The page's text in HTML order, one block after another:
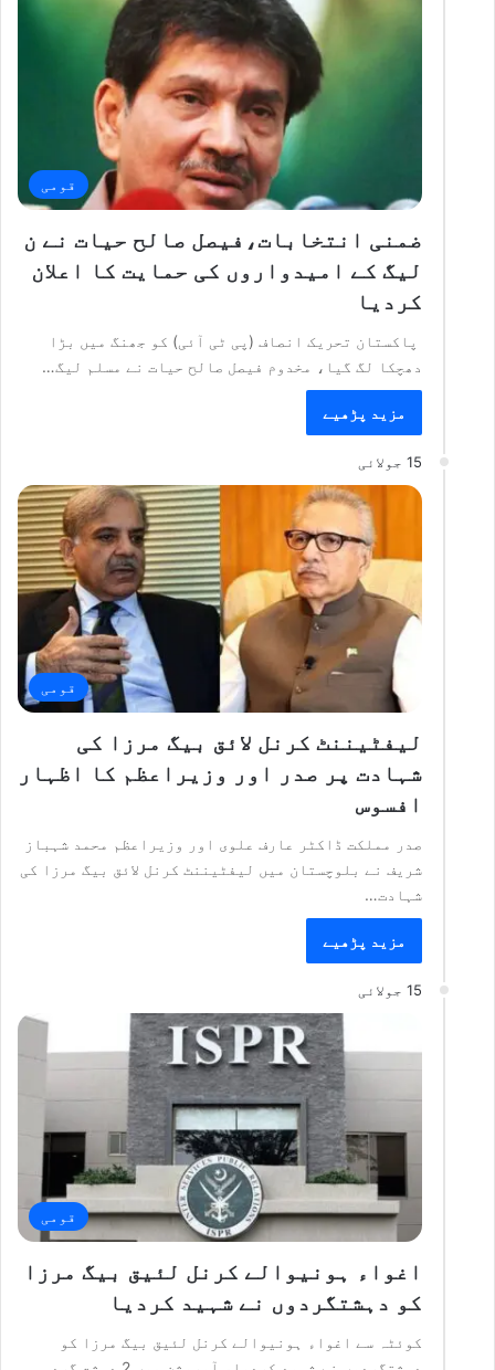
قومی
ضمنی انتخابات،فیصل صالح حیات نے ن
لیگ کے امیدواروں کی حمایت کا اعلان
کردیا
پاکستان تحریک انصاف (پی ٹی آئی) کو جھنگ میں بڑا
دھچکا لگ گیا، مخدوم فیصل صالح حیات نے مسلم لیگ…
مزید پڑھیے
15 جولائی
قومی
لیفٹیننٹ کرنل لائق بیگ مرزا کی
شہادت پر صدر اور وزیراعظم کا اظہار
افسوس
صدر مملکت ڈاکٹر عارف علوی اور وزیراعظم محمد شہباز
شریف نے بلوچستان میں لیفٹیننٹ کرنل لائق بیگ مرزا کی
شہادت…
مزید پڑھیے
15 جولائی
قومی
اغواء ہونیوالے کرنل لئیق بیگ مرزا
کو دہشتگردوں نے شہید کردیا
کوئٹہ سے اغواء ہونیوالے کرنل لئیق بیگ مرزا کو